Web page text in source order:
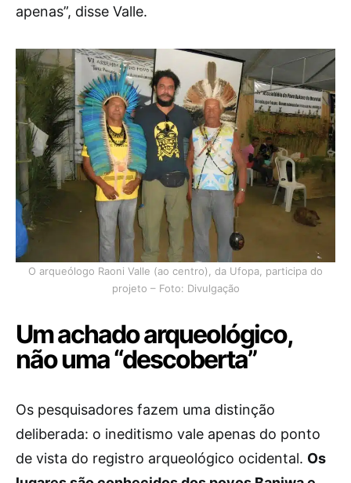
apenas”, disse Valle.
O arqueólogo Raoni Valle (ao centro), da Ufopa, participa do
projeto – Foto: Divulgação
Um achado arqueológico,
não uma “descoberta”
Os pesquisadores fazem uma distinção
deliberada: o ineditismo vale apenas do ponto
de vista do registro arqueológico ocidental. Os